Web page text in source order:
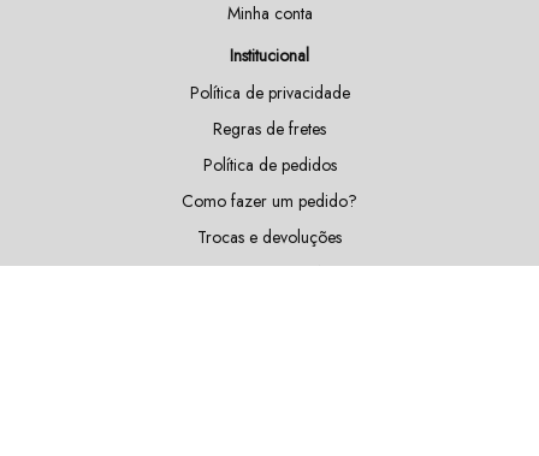
Minha conta
Institucional
Política de privacidade
Regras de fretes
Política de pedidos
Como fazer um pedido?
Trocas e devoluções
Doações e patrocínios